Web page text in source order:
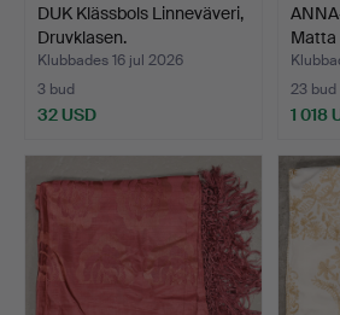
DUK Klässbols Linneväveri,
Druvklasen.
Klubbades 16 jul 2026
3 bud
32 USD
Matta
23 bud
1 018